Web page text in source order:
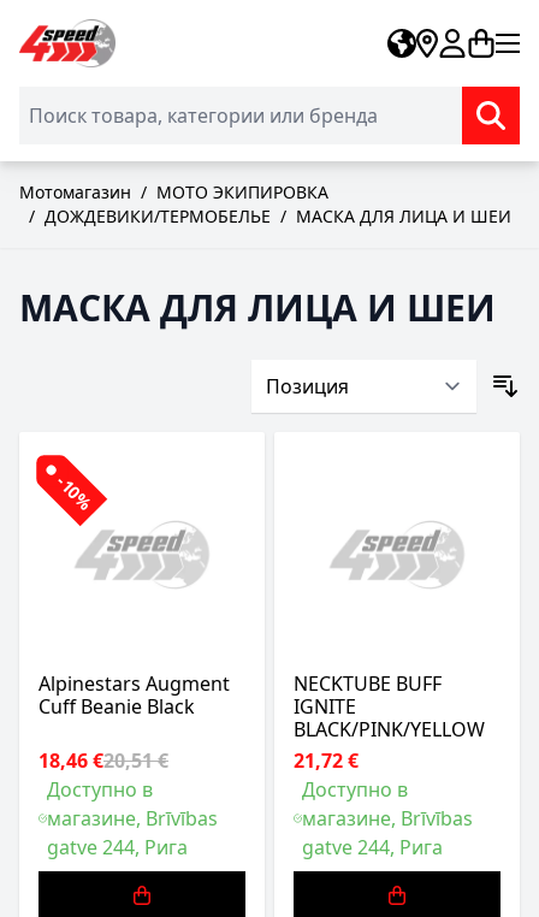
Skip to Content
Мотомагазин / МОТО ЭКИПИРОВКА
/ ДОЖДЕВИКИ/ТЕРМОБЕЛЬЕ / МАСКА ДЛЯ ЛИЦА И ШЕИ
МАСКА ДЛЯ ЛИЦА И ШЕИ
-10%
Alpinestars Augment
Cuff Beanie Black
18,46 €20,51 €
Доступно в
магазине, Brīvības
gatve 244, Рига
NECKTUBE BUFF
IGNITE
BLACK/PINK/YELLOW
21,72 €
Доступно в
магазине, Brīvības
gatve 244, Рига